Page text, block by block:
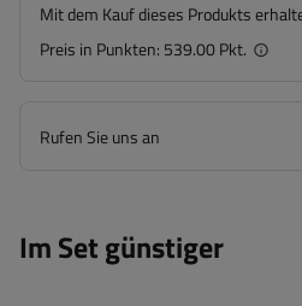
Mit dem Kauf dieses Produkts
Preis in Punkten: 539.00 Pkt.
Rufen Sie uns an
Im Set günstiger